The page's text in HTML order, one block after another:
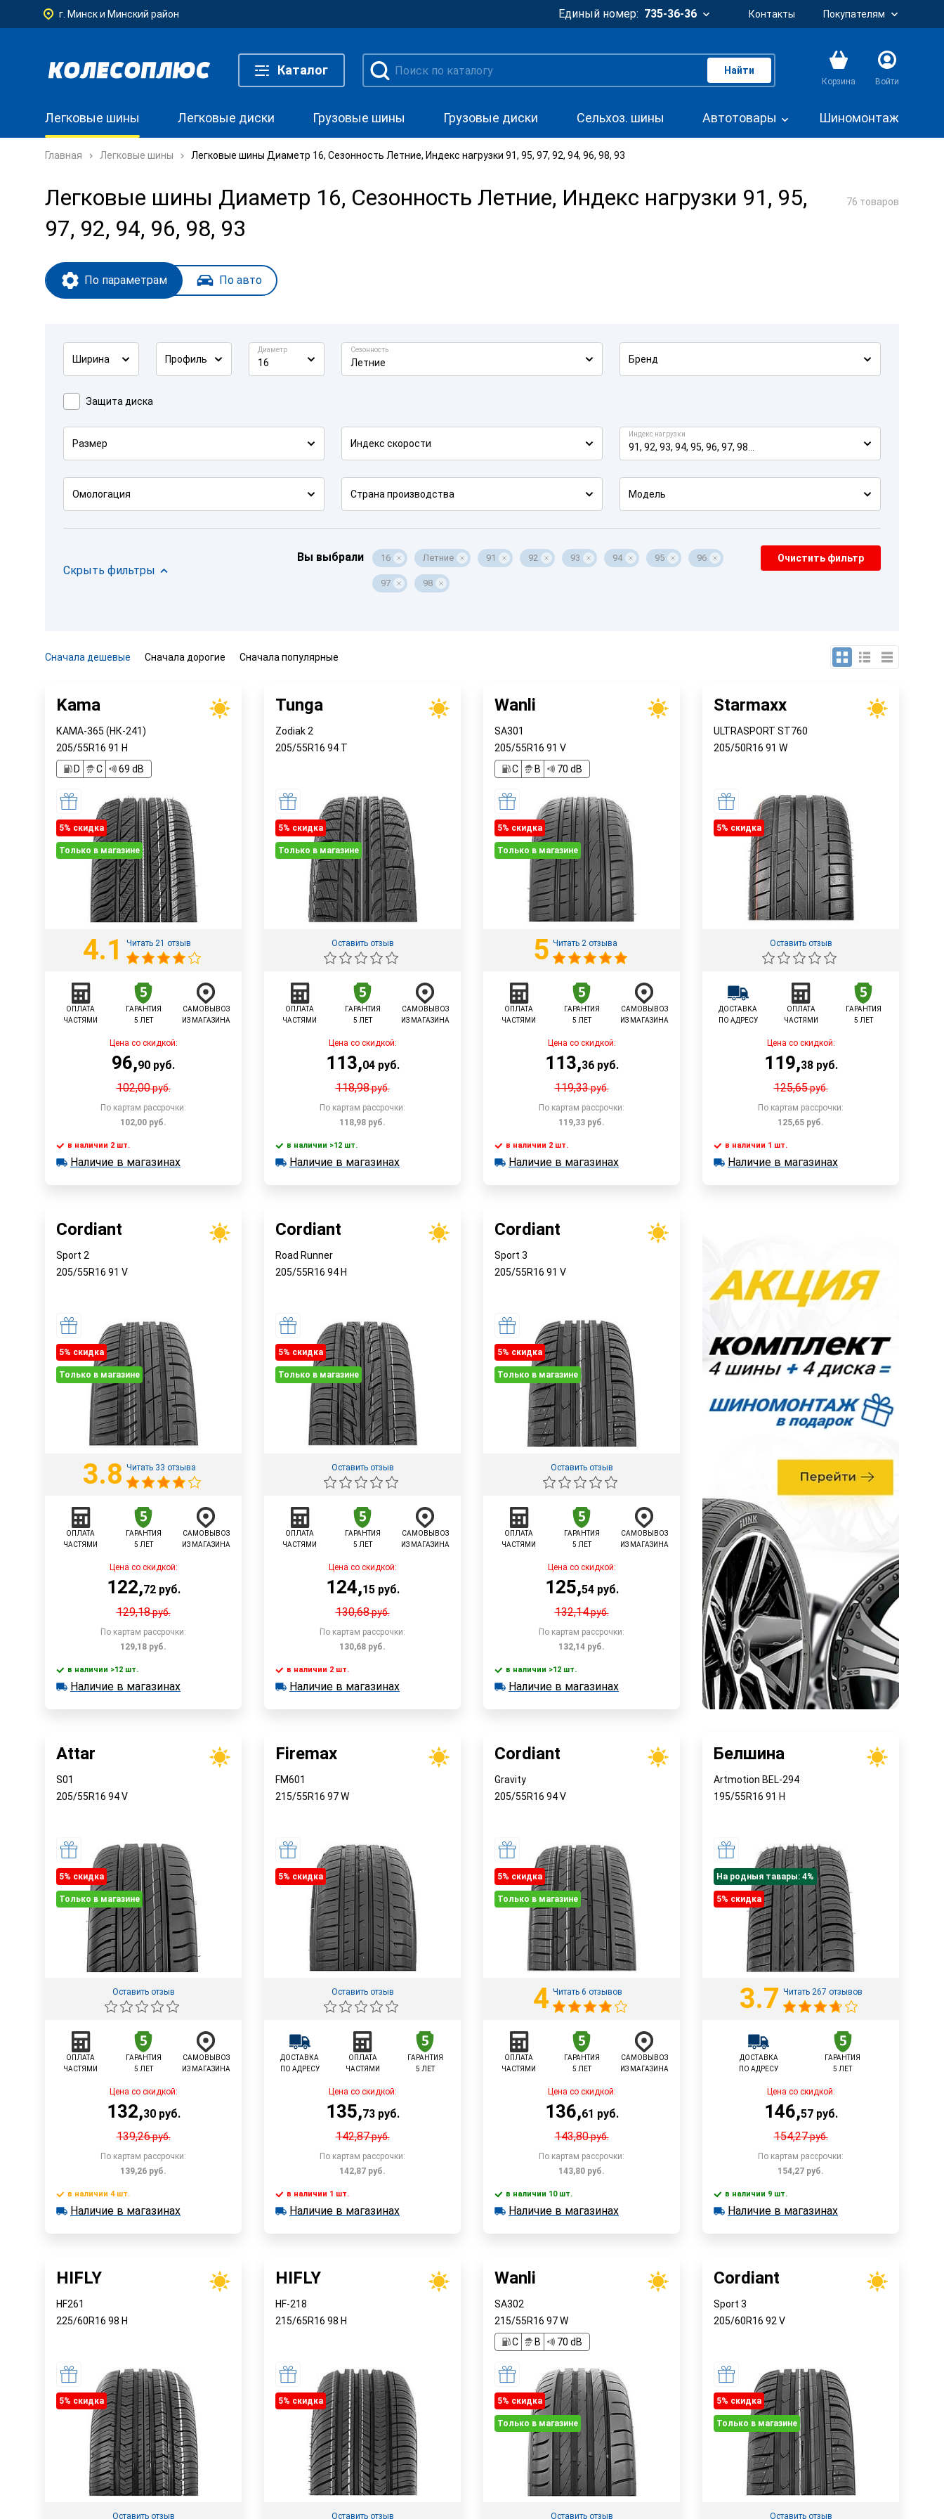
г. Минск и Минский район Единый номер: 735-36-36 Контакты Покупателям
Каталог Найти
Корзина Войти
Легковые шины Легковые диски Грузовые шины Грузовые диски Сельхоз. шины Автотовары Шиномонтаж
Главная Легковые шины Легковые шины Диаметр 16, Сезонность Летние, Индекс нагрузки 91, 95, 97, 92, 94, 96, 98, 93
Легковые шины Диаметр 16, Сезонность Летние, Индекс нагрузки 91, 95,
97, 92, 94, 96, 98, 93
76 товаров
По параметрам По авто
Ширина Профиль
Диаметр
16
Сезонность
Летние Бренд
Защита диска
Размер Индекс скорости
Индекс нагрузки
91, 92, 93, 94, 95, 96, 97, 98...
Омологация Страна производства Модель
Скрыть фильтры
Вы выбрали 16 Летние 91 92 93 94 95 96
97 98
Очистить фильтр
Сначала дешевые Сначала дорогие Сначала популярные
Kama
КАМА-365 (НК-241)
205/55R16 91 H
D
C 69 dB
5% cкидка
Только в магазине
4.1 Читать 21 отзыв
ОПЛАТА
ЧАСТЯМИ
ГАРАНТИЯ
5 ЛЕТ
САМОВЫВОЗ
ИЗ МАГАЗИНА
Цена со скидкой:
96,90 руб.
102,00руб.
По картам рассрочки:
102,00 руб.
Быстрый заказ
в наличии 2 шт.
в наличии 2 шт.
Наличие в магазинах
Tunga
Zodiak 2
205/55R16 94 T
5% cкидка
Только в магазине
Оставить отзыв
ОПЛАТА
ЧАСТЯМИ
ГАРАНТИЯ
5 ЛЕТ
САМОВЫВОЗ
ИЗ МАГАЗИНА
Цена со скидкой:
113,04руб.
118,98руб.
По картам рассрочки:
118,98 руб.
Быстрый заказ
в наличии >12 шт.
в наличии >12 шт.
Наличие в магазинах
Wanli
SA301
205/55R16 91 V
C
B 70 dB
5% cкидка
Только в магазине
5 Читать 2 отзыва
ОПЛАТА
ЧАСТЯМИ
ГАРАНТИЯ
5 ЛЕТ
САМОВЫВОЗ
ИЗ МАГАЗИНА
Цена со скидкой:
113,36руб.
119,33руб.
По картам рассрочки:
119,33 руб.
Быстрый заказ
в наличии 2 шт.
в наличии 2 шт.
Наличие в магазинах
Starmaxx
ULTRASPORT ST760
205/50R16 91 W
5% cкидка
Оставить отзыв
ДОСТАВКА
ПО АДРЕСУ
ОПЛАТА
ЧАСТЯМИ
ГАРАНТИЯ
5 ЛЕТ
Цена со скидкой:
119,38руб.
125,65руб.
По картам рассрочки:
125,65 руб.
В корзину
в наличии 1 шт.
в наличии 1 шт.
Наличие в магазинах
Cordiant
Sport 2
205/55R16 91 V
5% cкидка
Только в магазине
3.8 Читать 33 отзыва
ОПЛАТА
ЧАСТЯМИ
ГАРАНТИЯ
5 ЛЕТ
САМОВЫВОЗ
ИЗ МАГАЗИНА
Цена со скидкой:
122,72руб.
129,18руб.
По картам рассрочки:
129,18 руб.
Быстрый заказ
в наличии >12 шт.
в наличии >12 шт.
Наличие в магазинах
Cordiant
Road Runner
205/55R16 94 H
5% cкидка
Только в магазине
Оставить отзыв
ОПЛАТА
ЧАСТЯМИ
ГАРАНТИЯ
5 ЛЕТ
САМОВЫВОЗ
ИЗ МАГАЗИНА
Цена со скидкой:
124,15руб.
130,68руб.
По картам рассрочки:
130,68 руб.
Быстрый заказ
в наличии 2 шт.
в наличии 2 шт.
Наличие в магазинах
Cordiant
Sport 3
205/55R16 91 V
5% cкидка
Только в магазине
Оставить отзыв
ОПЛАТА
ЧАСТЯМИ
ГАРАНТИЯ
5 ЛЕТ
САМОВЫВОЗ
ИЗ МАГАЗИНА
Цена со скидкой:
125,54руб.
132,14руб.
По картам рассрочки:
132,14 руб.
Быстрый заказ
в наличии >12 шт.
в наличии >12 шт.
Наличие в магазинах
Attar
S01
205/55R16 94V
5% cкидка
Только в магазине
Оставить отзыв
ОПЛАТА
ЧАСТЯМИ
ГАРАНТИЯ
5 ЛЕТ
САМОВЫВОЗ
ИЗ МАГАЗИНА
Цена со скидкой:
132,30руб.
139,26руб.
По картам рассрочки:
139,26 руб.
Быстрый заказ
в наличии 4 шт.
в наличии 4 шт.
Наличие в магазинах
Firemax
FM601
215/55R16 97W
5% cкидка
Оставить отзыв
ДОСТАВКА
ПО АДРЕСУ
ОПЛАТА
ЧАСТЯМИ
ГАРАНТИЯ
5 ЛЕТ
Цена со скидкой:
135,73руб.
142,87руб.
По картам рассрочки:
142,87 руб.
В корзину
в наличии 1 шт.
в наличии 1 шт.
Наличие в магазинах
Cordiant
Gravity
205/55R16 94V
5% cкидка
Только в магазине
4 Читать 6 отзывов
ОПЛАТА
ЧАСТЯМИ
ГАРАНТИЯ
5 ЛЕТ
САМОВЫВОЗ
ИЗ МАГАЗИНА
Цена со скидкой:
136,61 руб.
143,80руб.
По картам рассрочки:
143,80 руб.
Быстрый заказ
в наличии 10 шт.
в наличии 10 шт.
Наличие в магазинах
Белшина
Artmotion BEL-294
195/55R16 91 H
На родныя тавары: 4%
5% cкидка
3.7 Читать 267 отзывов
ДОСТАВКА
ПО АДРЕСУ
ГАРАНТИЯ
5 ЛЕТ
Цена со скидкой:
146,57руб.
154,27руб.
По картам рассрочки:
154,27 руб.
В корзину
в наличии 9 шт.
в наличии 9 шт.
Наличие в магазинах
HIFLY
HF261
225/60R16 98 H
5% cкидка
Оставить отзыв
HIFLY
HF-218
215/65R16 98 H
5% cкидка
Оставить отзыв
Wanli
SA302
215/55R16 97W
C
B 70 dB
5% cкидка
Только в магазине
Оставить отзыв
Cordiant
Sport 3
205/60R16 92 V
5% cкидка
Только в магазине
Оставить отзыв